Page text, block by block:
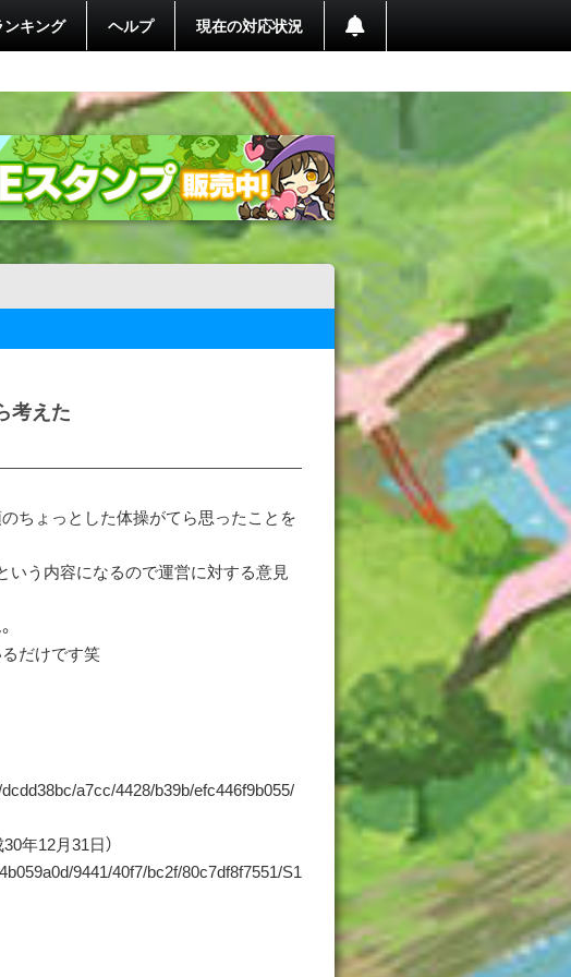
ンキング ヘルプ 現在の対応状況
考えた
ちょっとした体操がてら思ったことを
いう内容になるので運営に対する意見
だけです笑
a7cc/4428/b39b/efc446f9b055/
年12月31日）
9441/40f7/bc2f/80c7df8f7551/S1